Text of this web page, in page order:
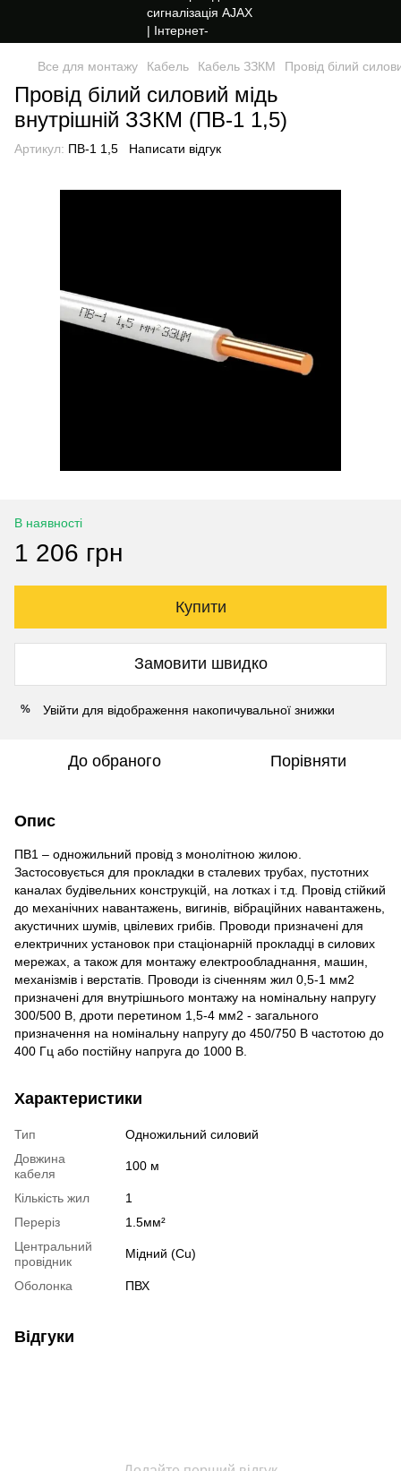
Все для монтажу Кабель Кабель ЗЗКМ Провід білий
Провід білий силовий мідь
внутрішній ЗЗКМ (ПВ-1 1,5)
Артикул: ПВ-1 1,5 Написати відгук
В наявності
1 206 грн
Купити
Замовити швидко
% Увійти для відображення накопичувальної знижки
До обраного Порівняти
Опис
ПВ1 – одножильний провід з монолітною жилою.
Застосовується для прокладки в сталевих трубах, пустотних
каналах будівельних конструкцій, на лотках і т.д. Провід стійкий
до механічних навантажень, вигинів, вібраційних навантажень,
акустичних шумів, цвілевих грибів. Проводи призначені для
електричних установок при стаціонарній прокладці в силових
мережах, а також для монтажу електрообладнання, машин,
механізмів і верстатів. Проводи із січенням жил 0,5-1 мм2
призначені для внутрішнього монтажу на номінальну напругу
300/500 В, дроти перетином 1,5-4 мм2 - загального
призначення на номінальну напругу до 450/750 В частотою до
400 Гц або постійну напруга до 1000 В.
Характеристики
Тип
Одножильний силовий
Довжина
кабеля
100 м
Кількість жил
1
Переріз
1.5мм²
Центральний
провідник
Мідний (Cu)
Оболонка ПВХ
Відгуки